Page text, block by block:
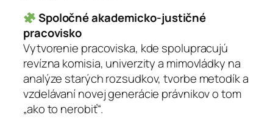
Spoločné akademicko-justičné
pracovisko
Vytvorenie pracoviska, kde spolupracujú
revízna komisia, univerzity a mimovládky na
analýze starých rozsudkov, tvorbe metodík a
vzdelávaní novej generácie právnikov o tom
„ako to nerobiť“.